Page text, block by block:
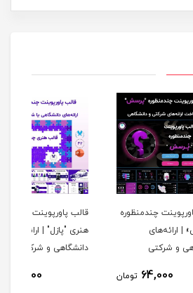
تومان
قالب پاورپوینت چندمنظوره
هنری "پازل" | ارائه
دانشگاهی و شرکتی